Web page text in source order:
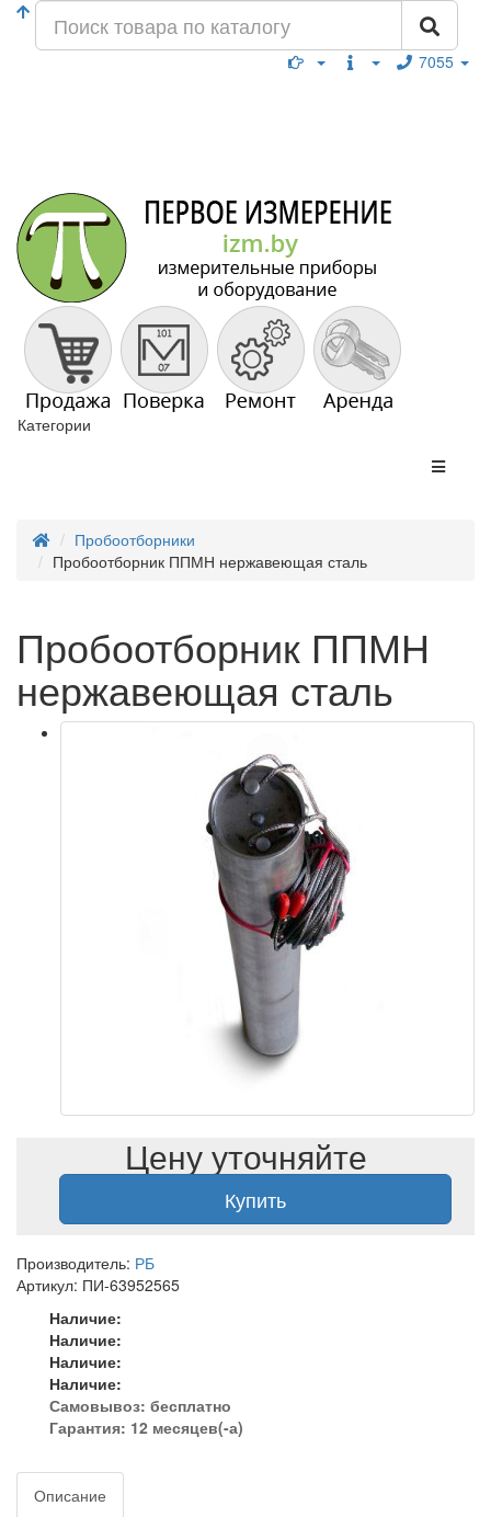
7055
Категории
Пробоотборники
Пробоотборник ППМН нержавеющая сталь
Пробоотборник ППМН
нержавеющая сталь
Цену уточняйте
Купить
Производитель: РБ
Артикул: ПИ-63952565
Наличие:
Наличие:
Наличие:
Наличие:
Самовывоз: бесплатно
Гарантия: 12 месяцев(-а)
Описание